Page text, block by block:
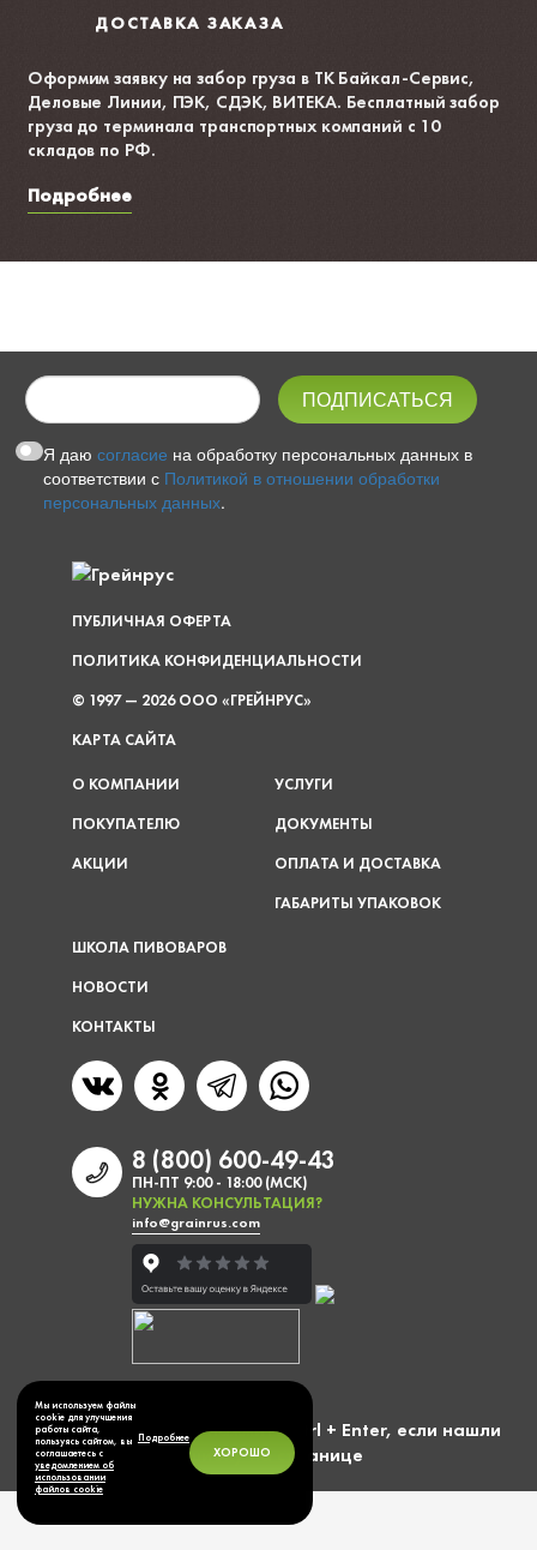
ДОСТАВКА ЗАКАЗА
Оформим заявку на забор груза в ТК Байкал-Сервис,
Деловые Линии, ПЭК, СДЭК, ВИТЕКА. Бесплатный забор
груза до терминала транспортных компаний с 10
складов по РФ.
Подробнее
Я даюсогласие на обработку персональных данных в
соответствии с Политикой в отношении обработки
персональных данных.
ПУБЛИЧНАЯ ОФЕРТА
ПОЛИТИКА КОНФИДЕНЦИАЛЬНОСТИ
© 1997 — 2026 ООО «ГРЕЙНРУС»
КАРТА САЙТА
О КОМПАНИИ
ПОКУПАТЕЛЮ
АКЦИИ
УСЛУГИ
ДОКУМЕНТЫ
ОПЛАТА И ДОСТАВКА
ГАБАРИТЫ УПАКОВОК
ШКОЛА ПИВОВАРОВ
НОВОСТИ
КОНТАКТЫ
8 (800) 600-49-43
ПН-ПТ 9:00 - 18:00 (МСК)
НУЖНА КОНСУЛЬТАЦИЯ?
info@grainrus.com
Мы используем файлы
cookie для улучшения
работы сайта,
пользуясь сайтом, вы
соглашаетесь с
уведомлением об
использовании
файлов cookie
Подробнее
ХОРОШО
Выделите фразу и нажмите Ctrl + Enter, если нашли
ошибку на странице